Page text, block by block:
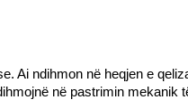
Ai ndihmon në heqjen e
në pastrimin